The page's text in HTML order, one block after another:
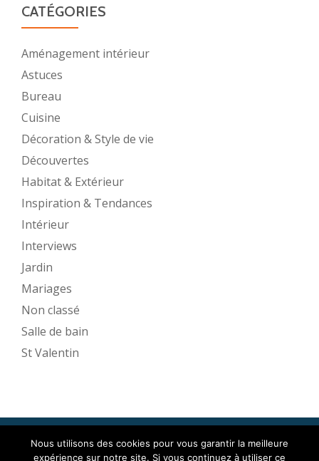
CATÉGORIES
Aménagement intérieur
Astuces
Bureau
Cuisine
Décoration & Style de vie
Découvertes
Habitat & Extérieur
Inspiration & Tendances
Intérieur
Interviews
Jardin
Mariages
Non classé
Salle de bain
St Valentin
Mise en Espace ©2017
Nous utilisons des cookies pour vous garantir la meilleure
expérience sur notre site. Si vous continuez à utiliser ce